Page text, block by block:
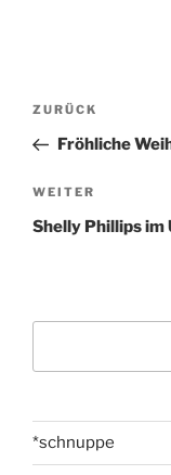
Vorheriger
Beitrag
ZURÜCK
Fröhliche
Nächster
Beitrag
WEITER
Shelly Phillips
*schnuppe